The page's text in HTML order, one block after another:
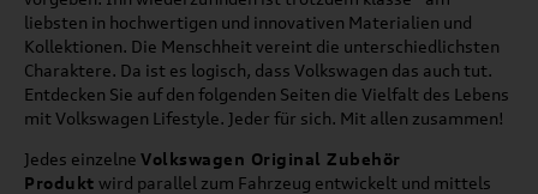
liebsten in hochwertigen und innovativen Materialien und
Kollektionen. Die Menschheit vereint die unterschiedlichsten
Charaktere. Da ist es logisch, dass Volkswagen das auch tut.
Entdecken Sie auf den folgenden Seiten die Vielfalt des Lebens
mit Volkswagen Lifestyle. Jeder für sich. Mit allen zusammen!
Jedes einzelne Volkswagen Original Zubehör
Produkt wird parallel zum Fahrzeug entwickelt und mittels